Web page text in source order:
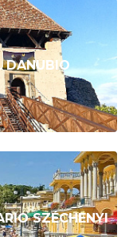
DANUBIO
SZÉCHENYI